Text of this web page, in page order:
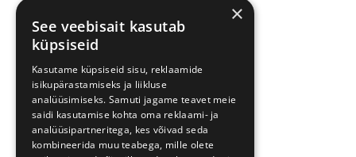
×
See veebisait kasutab
küpsiseid
Kasutame küpsiseid sisu, reklaamide
isikupärastamiseks ja liikluse
analüüsimiseks. Samuti jagame teavet meie
saidi kasutamise kohta oma reklaami- ja
analüüsipartneritega, kes võivad seda
kombineerida muu teabega, mille olete